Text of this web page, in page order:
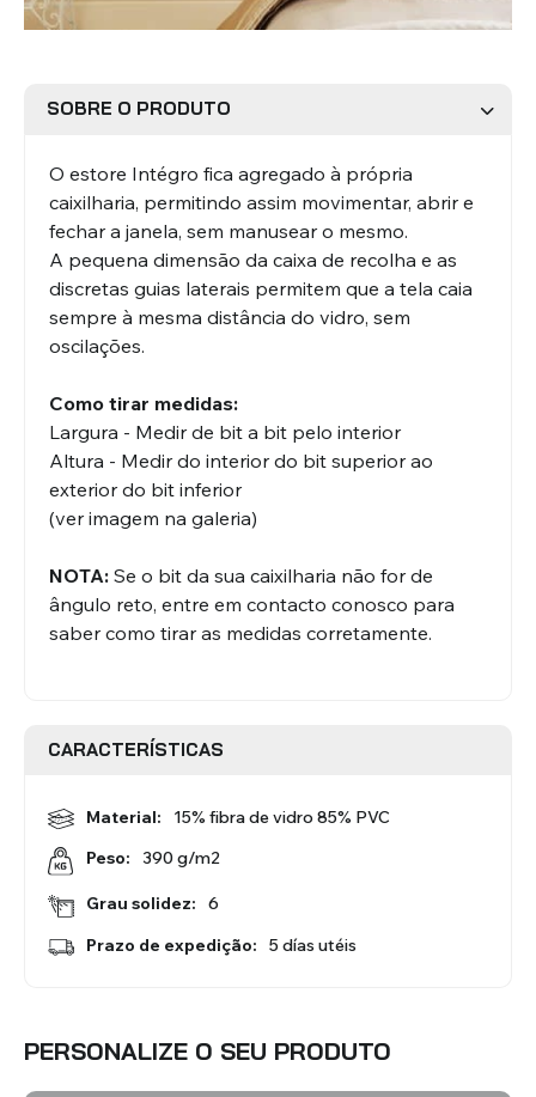
Estores Laminados AlumínioEstores Laminados Madeira
Interiores
SOBRE O PRODUTO
O estore Intégro fica agregado à própria
caixilharia, permitindo assim movimentar, abrir e
fechar a janela, sem manusear o mesmo.
A pequena dimensão da caixa de recolha e as
discretas guias laterais permitem que a tela caia
sempre à mesma distância do vidro, sem
oscilações.
Como tirar medidas:
Largura - Medir de bit a bit pelo interior
Altura - Medir do interior do bit superior ao
exterior do bit inferior
(ver imagem na galeria)
NOTA: Se o bit da sua caixilharia não for de
ângulo reto, entre em contacto conosco para
saber como tirar as medidas corretamente.
CARACTERÍSTICAS
Material:
15% fibra de vidro 85% PVC
Peso:
390 g/m2
Grau solidez:
6
Prazo de expedição:
5 días utéis
PERSONALIZE O SEU PRODUTO